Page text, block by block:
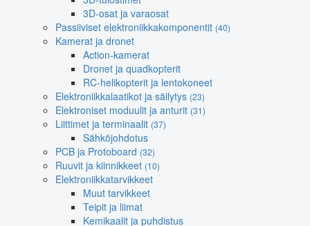
3D-osat ja varaosat
Passiiviset elektroniikkakomponentit (40)
Kamerat ja dronet
Action-kamerat
Dronet ja quadkopterit
RC-helikopterit ja lentokoneet
Elektroniikkalaatikot ja säilytys (23)
Elektroniset moduulit ja anturit (31)
Liittimet ja terminaalit (37)
Sähköjohdotus
PCB ja Protoboard (32)
Ruuvit ja kiinnikkeet (10)
Elektroniikkatarvikkeet
Muut tarvikkeet
Teipit ja liimat
Kemikaalit ja puhdistus